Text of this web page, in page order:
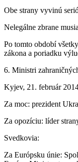
Obe strany vyvinú
Nelegálne zbrane
Po tomto období
zákona a poriadku
6. Ministri
Kyjev, 21. február
Za moc: prezident
Za opozíciu: líder
Svedkovia:
Za Európsku únie: